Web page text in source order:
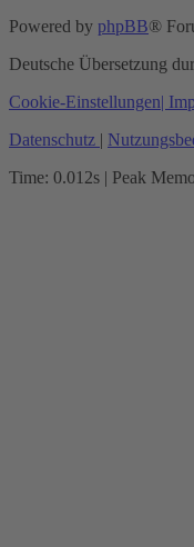
Powered by phpBB®
Deutsche Übersetzung
Cookie-Einstellungen|
Datenschutz |
Time: 0.012s | Peak